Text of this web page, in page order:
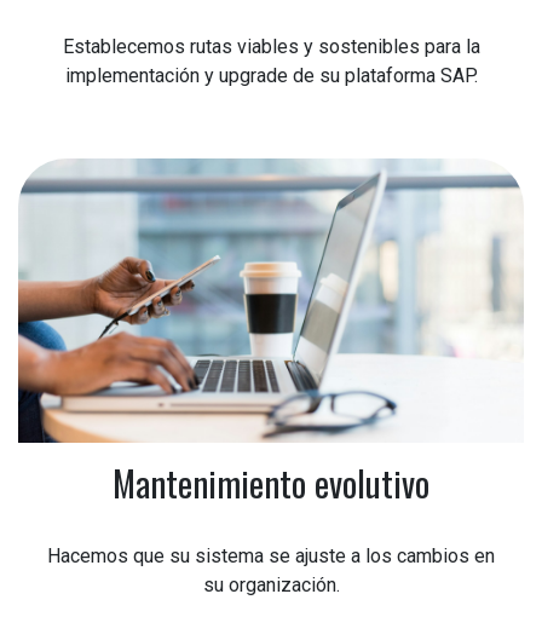
Establecemos rutas viables y sostenibles para la
implementación y upgrade de su plataforma SAP.
Mantenimiento evolutivo
Hacemos que su sistema se ajuste a los cambios en
su organización.